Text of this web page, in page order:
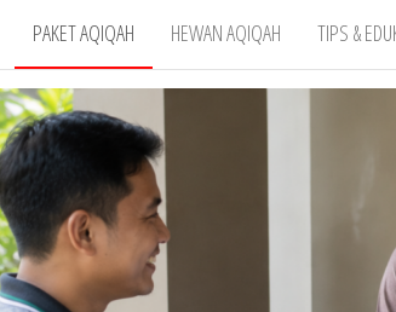
PAKET AQIQAH HEWAN AQIQAH TIPS &